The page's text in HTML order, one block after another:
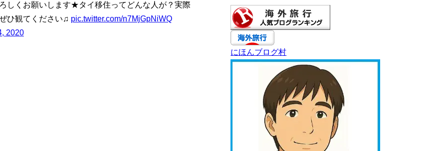
しくお願いします★タイ移住ってどんな人が？実際
ひ観てください♫ pic.twitter.com/n7MjGpNiWQ
2020
にほんブログ村